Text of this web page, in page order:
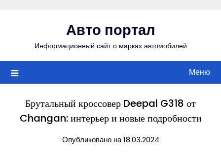
Авто портал
Информационный сайт о марках автомобилей
Меню
Брутальный кроссовер Deepal G318 от
Changan: интерьер и новые подробности
Опубликовано на 18.03.2024